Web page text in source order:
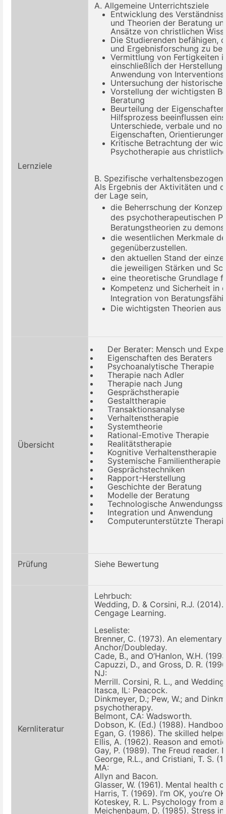
Lernziele
A. Allgemeine Unterrichtsziele
Entwicklung des
und Theorien der Beratung
Ansätze von christlichen
Die Studierenden befähigen,
und Ergebnisforschung zu
Vermittlung von Fertigkeiten
einschließlich der
Anwendung von
Untersuchung der
Vorstellung der wichtigsten
Beratung
Beurteilung der
Hilfsprozess beeinflussen
Unterschiede, verbale und
Eigenschaften,
Kritische Betrachtung der
Psychotherapie aus
B. Spezifische
Als Ergebnis der Aktivitäten und
der Lage sein,
die Beherrschung der
des psychotherapeutischen
Beratungstheorien zu
die wesentlichen Merkmale
gegenüberzustellen.
den aktuellen Stand der
die jeweiligen Stärken und
eine theoretische Grundlage
Kompetenz und Sicherheit in
Integration von
Die wichtigsten Theorien
Übersicht
Der Berater: Mensch und
Eigenschaften des Beraters
Psychoanalytische Therapie
Therapie nach Adler
Therapie nach Jung
Gesprächstherapie
Gestalttherapie
Transaktionsanalyse
Verhaltenstherapie
Systemtheorie
Rational-Emotive Therapie
Realitätstherapie
Kognitive Verhaltenstherapie
Systemische Familientherapie
Gesprächstechniken
Rapport-Herstellung
Geschichte der Beratung
Modelle der Beratung
Technologische
Integration und Anwendung
Computerunterstützte
Prüfung Siehe Bewertung
Kernliteratur
Lehrbuch:
Wedding, D. & Corsini, R.J.
Cengage Learning.
Leseliste:
Brenner, C. (1973). An
Anchor/Doubleday.
Cade, B., and O’Hanlon, W.H.
Capuzzi, D., and Gross, D. R.
NJ:
Merrill. Corsini, R. L., and
Itasca, IL: Peacock.
Dinkmeyer, D.; Pew, W.; and
psychotherapy.
Belmont, CA: Wadsworth.
Dobson, K. (Ed.) (1988).
Egan, G. (1986). The skilled
Ellis, A. (1962). Reason and
Gay, P. (1989). The Freud reader.
George, R.L., and Cristiani, T. S.
MA:
Allyn and Bacon.
Glasser, W. (1961). Mental health
Harris, T. (1969). I’m OK, you’re
Koteskey, R. L. Psychology from
Meichenbaum, D. (1985). Stress